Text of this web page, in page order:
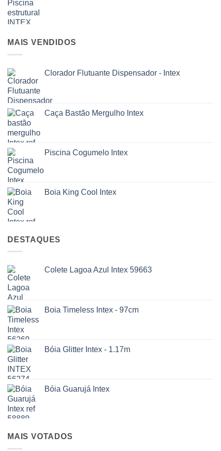
MAIS VENDIDOS
Clorador Flutuante Dispensador - Intex
Caça Bastão Mergulho Intex
Piscina Cogumelo Intex
Boia King Cool Intex
DESTAQUES
Colete Lagoa Azul Intex 59663
Boia Timeless Intex - 97cm
Bóia Glitter Intex - 1.17m
Bóia Guarujá Intex
MAIS VOTADOS